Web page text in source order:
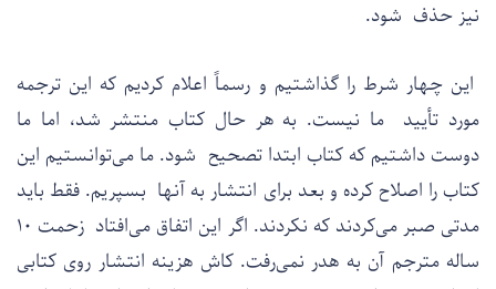
نیز حذف شود.
این چهار شرط را گذاشتیم و رسماً اعلام کردیم که این ترجمه
مورد تأیید ما نیست. به هر حال کتاب منتشر شد، اما ما
دوست داشتیم که کتاب ابتدا تصحیح شود. ما می‌توانستیم این
کتاب را اصلاح کرده و بعد برای انتشار به آنها بسپریم. فقط باید
مدتی صبر می‌کردند که نکردند. اگر این اتفاق می‌افتاد زحمت ۱۰
ساله مترجم آن به هدر نمی‌رفت. کاش هزینه انتشار روی کتابی